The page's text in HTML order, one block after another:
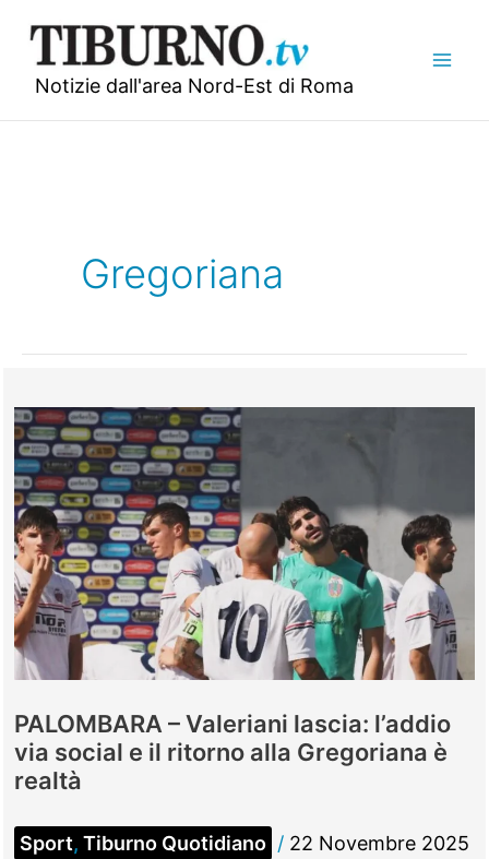
contenuto
Notizie dall'area Nord-Est di Roma
Gregoriana
PALOMBARA – Valeriani lascia: l’addio
via social e il ritorno alla Gregoriana è
realtà
Sport, Tiburno Quotidiano / 22 Novembre 2025